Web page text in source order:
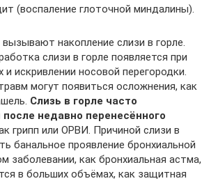
(воспаление глоточной миндалины).
накопление слизи в горле.
слизи в горле появляется при
и искривлении носовой перегородки.
могут появиться осложнения, как
Слизь в горле часто
после недавно перенесённого
грипп или ОРВИ. Причиной слизи в
банальное проявление бронхиальной
заболевании, как бронхиальная астма,
в больших объёмах, как защитная